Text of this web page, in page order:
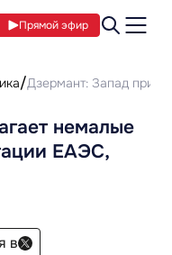
Прямой эфир
Дзермант: Запад
немалые
ЕАЭС,
в